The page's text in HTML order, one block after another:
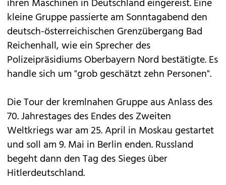
ihren Maschinen in Deutschland eingereist. Eine
kleine Gruppe passierte am Sonntagabend den
deutsch-österreichischen Grenzübergang Bad
Reichenhall, wie ein Sprecher des
Polizeipräsidiums Oberbayern Nord bestätigte. Es
handle sich um "grob geschätzt zehn Personen".
Die Tour der kremlnahen Gruppe aus Anlass des
70. Jahrestages des Endes des Zweiten
Weltkriegs war am 25. April in Moskau gestartet
und soll am 9. Mai in Berlin enden. Russland
begeht dann den Tag des Sieges über
Hitlerdeutschland.